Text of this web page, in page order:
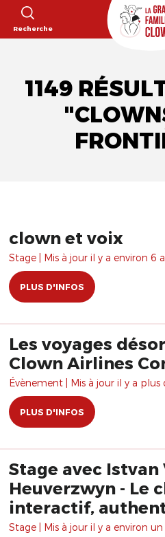
Recherche
1149
clown et voix
Stage | Mis à jour il y a environ 6
PLUS D'INFOS
Les voyages
Clown Airlines
Évènement | Mis à jour il y a plus
PLUS D'INFOS
Stage avec Istvan
Heuverzwyn - Le
interactif,
vulnérable
Stage | Mis à jour il y a environ un